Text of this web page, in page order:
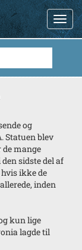
og
Statuen blev
mange
sidste del af
ikke de
inden
kun lige
lagde til